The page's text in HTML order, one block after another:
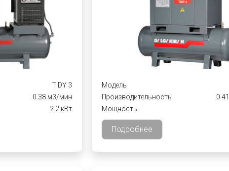
TIDY 3
0.38 м3/мин
2.2 кВт
Модель
Производительность
Мощность
Подробнее